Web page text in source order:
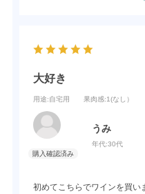
大好き
用途:自宅用 果肉感:1(なし）
うみ
年代:30代
初めてこちらでワインを買い